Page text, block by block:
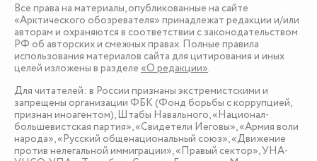
Все права на материалы, опубликованные на сайте
«Арктического обозревателя» принадлежат редакции и/или
авторам и охраняются в соответствии с законодательством
РФ об авторских и смежных правах. Полные правила
использования материалов сайта для цитирования и иных
целей изложены в разделе «О редакции».
Для читателей: в России признаны экстремистскими и
запрещены организации ФБК (Фонд борьбы с коррупцией,
признан иноагентом), Штабы Навального, «Национал-
большевистская партия», «Свидетели Иеговы», «Армия воли
народа», «Русский общенациональный союз», «Движение
против нелегальной иммиграции», «Правый сектор», УНА-